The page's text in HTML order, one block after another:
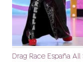
Drag Race España All